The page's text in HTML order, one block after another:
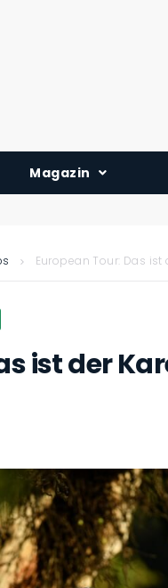
Magazin
European Tour: Das
ist der